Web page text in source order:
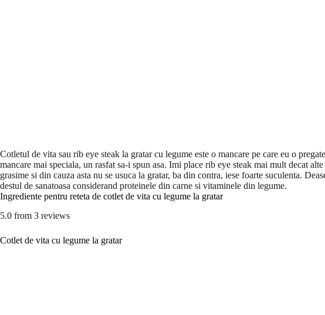
Cotletul de vita sau rib eye steak la gratar cu legume este o mancare pe care eu o
mancare mai speciala, un rasfat sa-i spun asa. Imi place rib eye steak mai mult decat
grasime si din cauza asta nu se usuca la gratar, ba din contra, iese foarte suculenta.
destul de sanatoasa considerand proteinele din carne si vitaminele din legume.
Ingrediente pentru reteta de cotlet de vita cu legume la gratar
5.0 from 3 reviews
Cotlet de vita cu legume la gratar